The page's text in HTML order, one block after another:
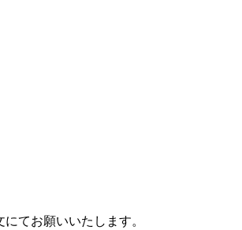
てお願いいたします。